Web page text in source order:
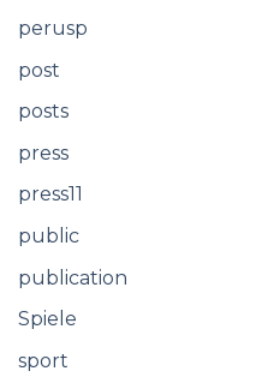
perusp
post
posts
press
press11
public
publication
Spiele
sport